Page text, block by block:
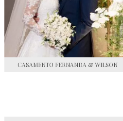
CASAMENTO FERNANDA & WILSON